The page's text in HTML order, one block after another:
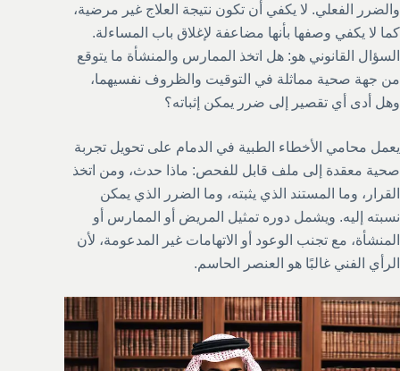
والضرر الفعلي. لا يكفي أن تكون نتيجة العلاج غير مرضية،
كما لا يكفي وصفها بأنها مضاعفة لإغلاق باب المساءلة.
السؤال القانوني هو: هل اتخذ الممارس والمنشأة ما يتوقع
من جهة صحية مماثلة في التوقيت والظروف نفسيهما،
وهل أدى أي تقصير إلى ضرر يمكن إثباته؟
يعمل محامي الأخطاء الطبية في الدمام على تحويل تجربة
صحية معقدة إلى ملف قابل للفحص: ماذا حدث، ومن اتخذ
القرار، وما المستند الذي يثبته، وما الضرر الذي يمكن
نسبته إليه. ويشمل دوره تمثيل المريض أو الممارس أو
المنشأة، مع تجنب الوعود أو الاتهامات غير المدعومة، لأن
الرأي الفني غالبًا هو العنصر الحاسم.